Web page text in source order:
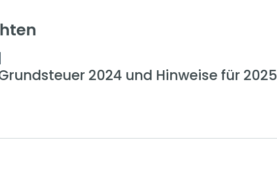
2024 und Hinweise für 2025